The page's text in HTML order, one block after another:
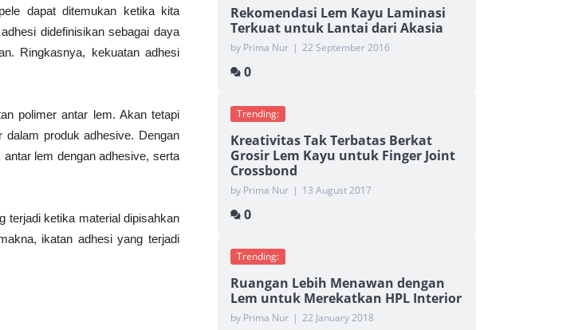
dapat ditemukan ketika kita
didefinisikan sebagai daya
Ringkasnya, kekuatan adhesi
polimer antar lem. Akan tetapi
produk adhesive. Dengan
lem dengan adhesive, serta
terjadi ketika material dipisahkan
ikatan adhesi yang terjadi
Rekomendasi Lem Kayu Laminasi
Terkuat untuk Lantai dari Akasia
by Prima Nur | 22 September 2016
0
Trending:
Kreativitas Tak Terbatas Berkat
Grosir Lem Kayu untuk Finger Joint
Crossbond
by Prima Nur | 13 August 2017
0
Trending:
Ruangan Lebih Menawan dengan
Lem untuk Merekatkan HPL Interior
by Prima Nur | 22 January 2018